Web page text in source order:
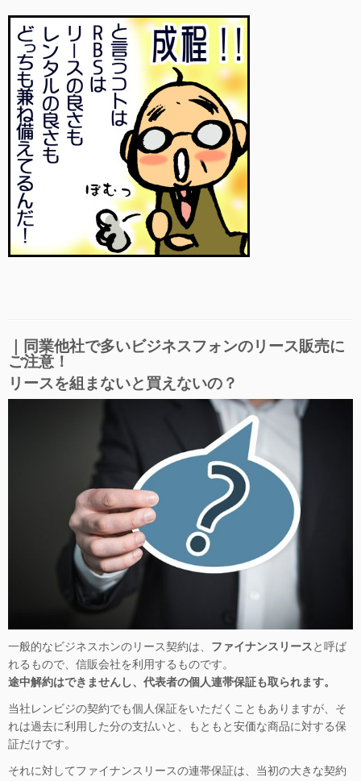
｜同業他社で多いビジネスフォンのリース販売に
ご注意！
リースを組まないと買えないの？
一般的なビジネスホンのリース契約は、 ファイナンスリース と呼ば
れるもので、信販会社を利用するものです。
途中解約はできませんし、代表者の個人連帯保証も取られます。
当社レンビジの契約でも個人保証をいただくこともありますが、そ
れは過去に利用した分の支払いと、もともと安価な商品に対する保
証だけです。
それに対してファイナンスリースの連帯保証は、当初の大きな契約